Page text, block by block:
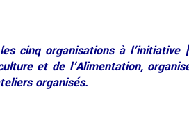
cinq organisations à l’initiative
et de l’Alimentation,
organisés.